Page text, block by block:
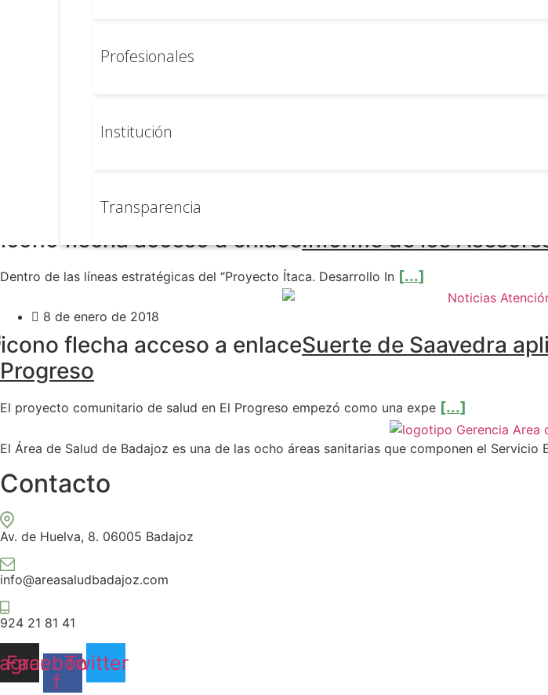
Profesionales
Institución
Transparencia
Desde el Ministerio de Sanidad, Servicios Sociales e Igualdad, y den
14 de febrero de 2018
Informe de los
Dentro de las líneas estratégicas del “Proyecto Ítaca. Desarrollo In [...]
8 de enero de 2018
Suerte de Saavedra
Progreso
El proyecto comunitario de salud en El Progreso empezó como una expe [...]
El Área de Salud de Badajoz es una de las ocho áreas sanitarias que componen el Servicio
Contacto
Av. de Huelva, 8. 06005 Badajoz
info@areasaludbadajoz.com
924 21 81 41
Facebook-
f
Twitter